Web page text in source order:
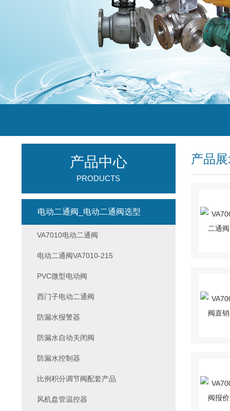
产品
产品中心
PRODUCTS
电动二通阀_电动二通阀选型
VA7010电动二通阀
电动二通阀VA7010-215
PVC微型电动阀
西门子电动二通阀
防漏水报警器
防漏水自动关闭阀
防漏水控制器
比例积分调节阀配套产品
风机盘管温控器